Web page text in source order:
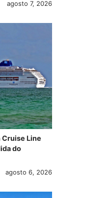
agosto 7, 2026
Cruise Line
do
agosto 6, 2026